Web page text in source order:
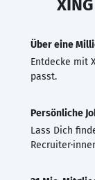
Über eine
Entdecke mit
passt.
Persönliche
Lass Dich